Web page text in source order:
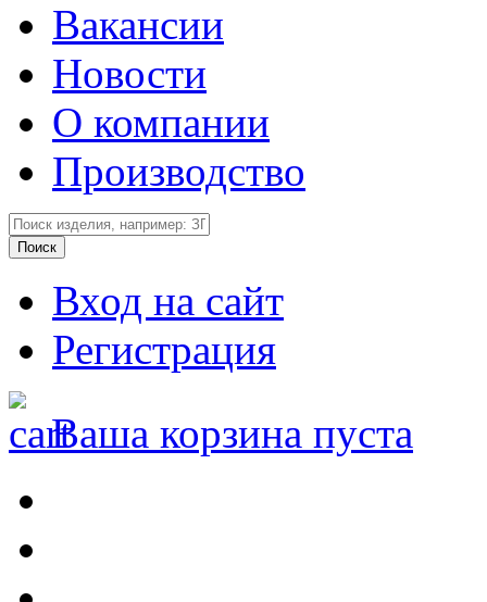
Вакансии
Новости
О компании
Производство
Вход на сайт
Регистрация
Ваша корзина пуста